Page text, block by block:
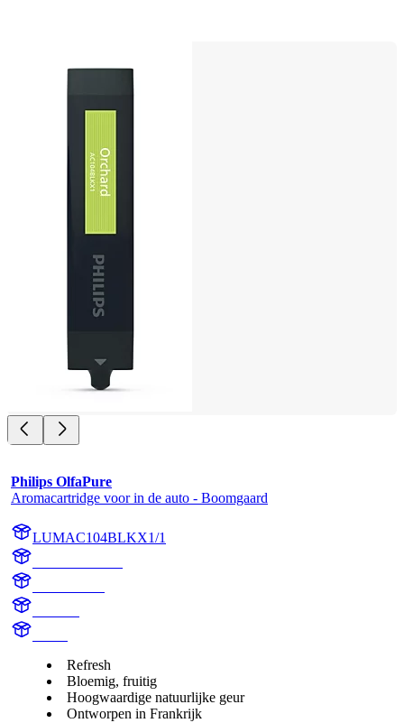
Philips OlfaPure
Aromacartridge voor in de auto - Boomgaard
LUMAC104BLKX1/1
Refresh
Bloemig, fruitig
Hoogwaardige natuurlijke geur
Ontworpen in Frankrijk